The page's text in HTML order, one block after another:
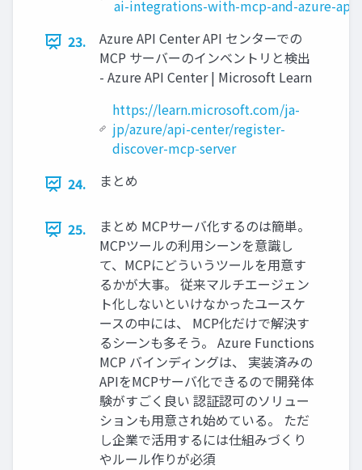
ai-integrations-with-mcp-and-azure-
23.
Azure API Center API センターでの
MCP サーバーのインベントリと検出
- Azure API Center | Microsoft Learn
https://learn.microsoft.com/ja-
jp/azure/api-center/register-
discover-mcp-server
24.
まとめ
25.
まとめ MCPサーバ化するのは簡単。
MCPツールの利用シーンを意識し
て、MCPにどういうツールを用意す
るかが大事。 従来マルチエージェン
ト化しないといけなかったユースケ
ースの中には、 MCP化だけで解決す
るシーンも多そう。 Azure Functions
MCP バインディングは、 実装済みの
APIをMCPサーバ化できるので開発体
験がすごく良い 認証認可のソリュー
ションも用意され始めている。 ただ
し企業で活用するには仕組みづくり
やルール作りが必須